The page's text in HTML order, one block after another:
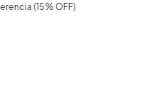
(15% OFF)